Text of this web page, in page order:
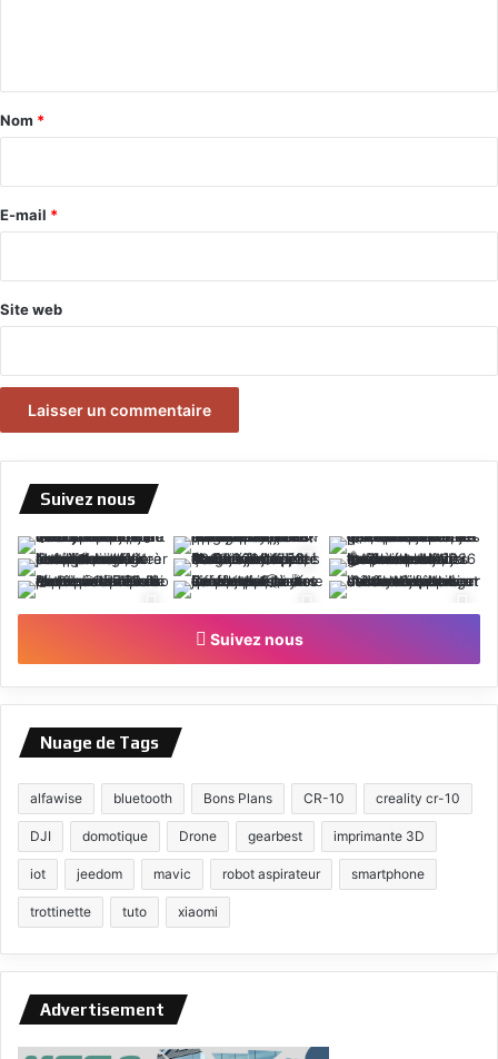
a
e
Nom *
E-mail *
Site web
Suivez nous
Suivez nous
Nuage de Tags
alfawise bluetooth Bons Plans CR-10 creality cr-10
DJI domotique Drone gearbest imprimante 3D
iot jeedom mavic robot aspirateur smartphone
trottinette tuto xiaomi
Advertisement